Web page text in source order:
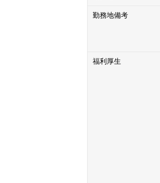
勤務地備考
福利厚生